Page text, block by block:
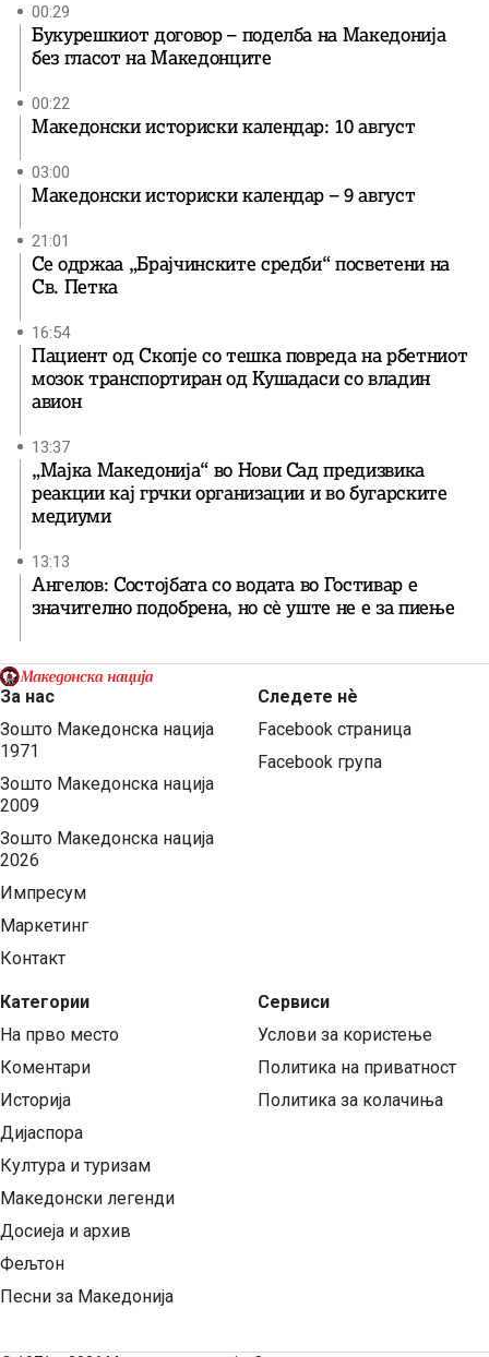
00:29
Букурешкиот договор – поделба на Македонија
без гласот на Македонците
00:22
Македонски историски календар: 10 август
03:00
Македонски историски календар – 9 август
21:01
Се одржаа „Брајчинските средби“ посветени на
Св. Петка
16:54
Пациент од Скопје со тешка повреда на рбетниот
мозок транспортиран од Кушадаси со владин
авион
13:37
„Мајка Македонија“ во Нови Сад предизвика
реакции кај грчки организации и во бугарските
медиуми
13:13
Ангелов: Состојбата со водата во Гостивар е
значително подобрена, но сè уште не е за пиење
За нас
Зошто Македонска нација
1971
Зошто Македонска нација
2009
Зошто Македонска нација
2026
Импресум
Маркетинг
Контакт
Категории
На прво место
Коментари
Историја
Дијаспора
Култура и туризам
Македонски легенди
Досиеја и архив
Фељтон
Песни за Македонија
Следете нѐ
Facebook страница
Facebook група
Сервиси
Услови за користење
Политика на приватност
Политика за колачиња